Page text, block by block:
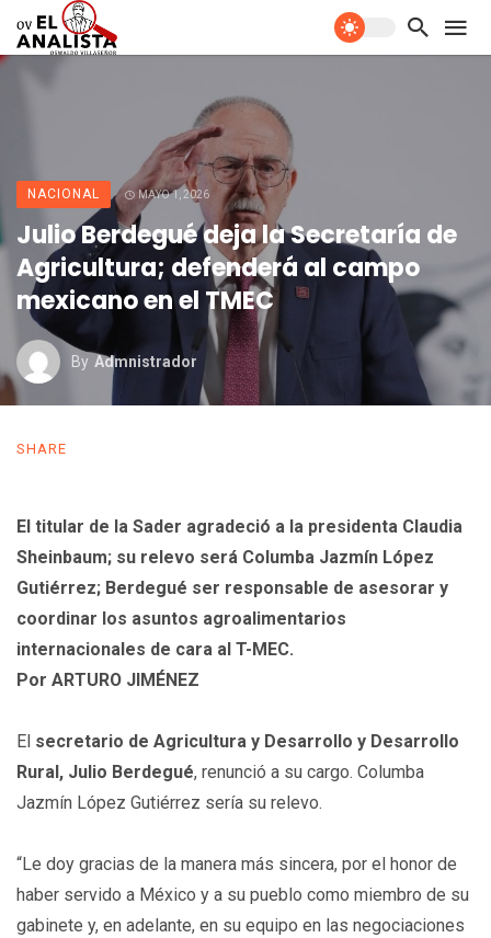
NACIONAL MAYO 1, 2026
Julio Berdegué deja la Secretaría de
Agricultura; defenderá al campo
mexicano en el TMEC
By Admnistrador
SHARE
El titular de la Sader agradeció a la presidenta Claudia
Sheinbaum; su relevo será Columba Jazmín López
Gutiérrez; Berdegué ser responsable de asesorar y
coordinar los asuntos agroalimentarios
internacionales de cara al T-MEC.
Por ARTURO JIMÉNEZ
El secretario de Agricultura y Desarrollo y Desarrollo
Rural, Julio Berdegué, renunció a su cargo. Columba
Jazmín López Gutiérrez sería su relevo.
“Le doy gracias de la manera más sincera, por el honor de
haber servido a México y a su pueblo como miembro de su
gabinete y, en adelante, en su equipo en las negociaciones